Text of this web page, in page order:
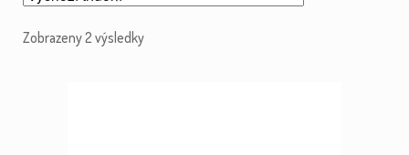
Zobrazeny 2 výsledky